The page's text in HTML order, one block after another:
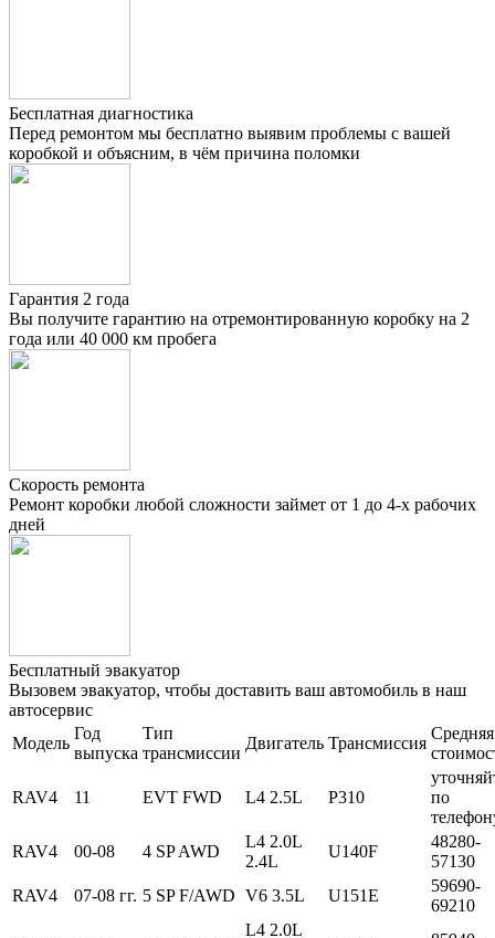
Бесплатная диагностика
Перед ремонтом мы бесплатно выявим проблемы с вашей
коробкой и объясним, в чём причина поломки
Гарантия 2 года
Вы получите гарантию на отремонтированную коробку на 2
года или 40 000 км пробега
Скорость ремонта
Ремонт коробки любой сложности займет от 1 до 4-х рабочих
дней
Бесплатный эвакуатор
Вызовем эвакуатор, чтобы доставить ваш автомобиль в наш
автосервис
Модель
Год
выпуска
Тип
трансмиссии
Двигатель Трансмиссия
Средняя
RAV4 11 EVT FWD L4 2.5L P310
по
RAV4
00-08 4 SP AWD
L4 2.0L
2.4L
U140F
48280-
57130
RAV4
07-08 гг. 5 SP F/AWD V6 3.5L U151E
59690-
69210
L4 2.0L